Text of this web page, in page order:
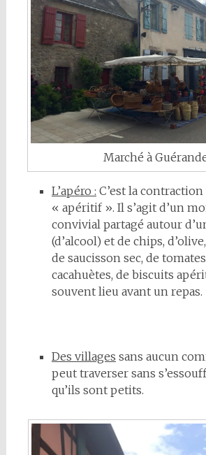
Marché à
L’apéro : C’est la
« apéritif ». Il s’agit d’un
convivial partagé autour
(d’alcool) et de chips,
de saucisson sec, de
cacahuètes, de biscuits
souvent lieu avant un repas.
Des villages sans aucun
peut traverser sans
qu’ils sont petits.